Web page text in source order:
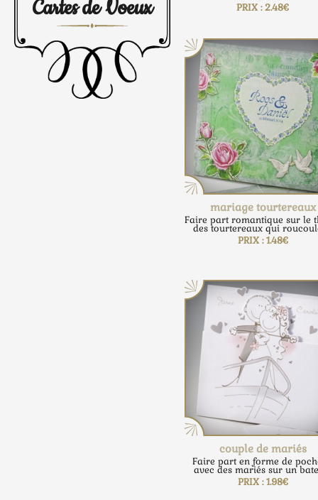
Cartes de Voeux
PRIX : 2.48€
mariage tourtereaux
Faire part romantique sur le
des tourtereaux qui
PRIX : 1.48€
couple de mariés
Faire part en forme de
avec des mariés sur un
PRIX : 1.98€